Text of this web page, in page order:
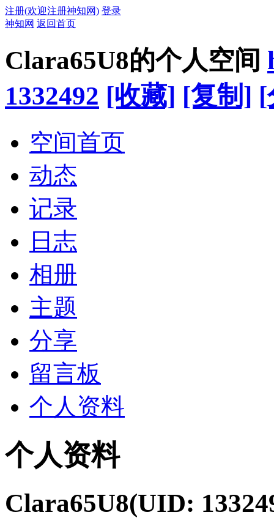
注册(欢迎注册神知网) 登录
神知网 返回首页
Clara65U8的个人空间
1332492 [收藏] [复制] [
空间首页
动态
记录
日志
相册
主题
分享
留言板
个人资料
个人资料
Clara65U8(UID: